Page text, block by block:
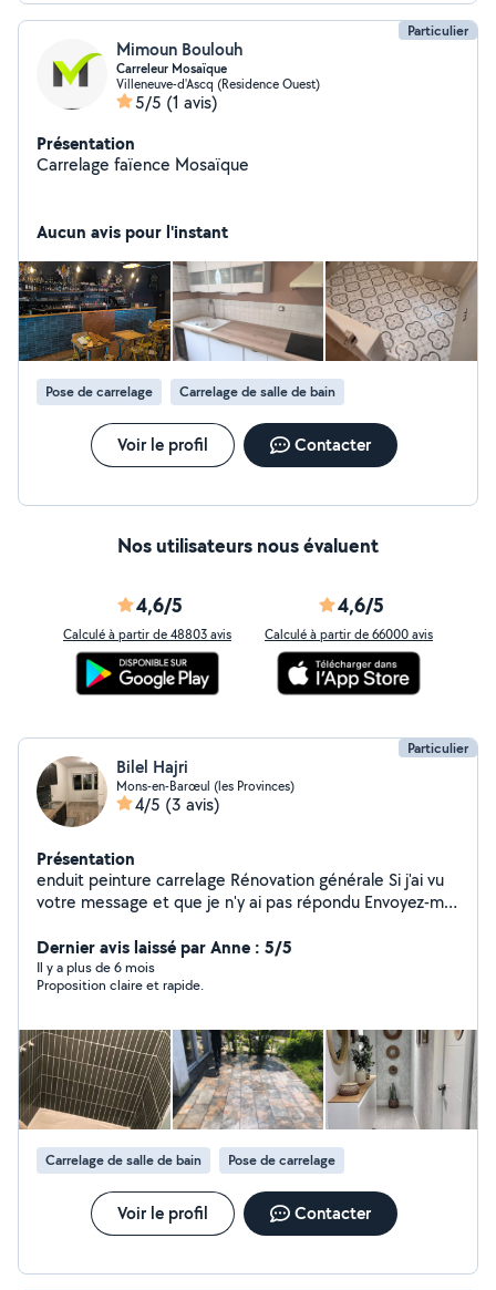
Particulier
Mimoun Boulouh
Carreleur Mosaïque
Villeneuve-d'Ascq (Residence Ouest)
5/5 (1 avis)
Présentation
Carrelage faïence Mosaïque
Aucun avis pour l'instant
Pose de carrelage Carrelage de salle de bain
Voir le profil Contacter
Nos utilisateurs nous évaluent
4,6/5
Calculé à partir de 48803 avis
4,6/5
Calculé à partir de 66000 avis
Particulier
Bilel Hajri
Mons-en-Barœul (les Provinces)
4/5 (3 avis)
Présentation
️️️️️️️️️️️️️️️️️️️️️️️️️️️️️️enduit peinture carrelage Rénovation générale Si j'ai vu
votre message et que je n'y ai pas répondu Envoyez-moi
Dernier avis laissé par Anne : 5/5
Il y a plus de 6 mois
Proposition claire et rapide.
Carrelage de salle de bain Pose de carrelage
Voir le profil Contacter